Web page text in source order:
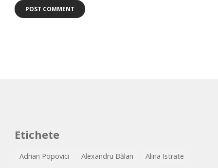
Etichete
Adrian Popovici Alexandru Bălan
Alina Istrate